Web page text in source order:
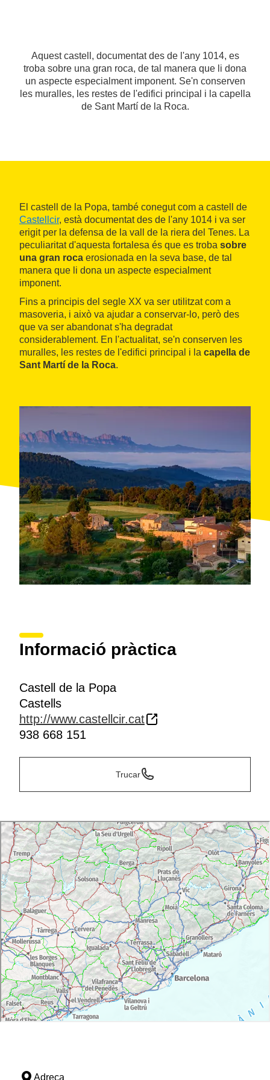
Aquest castell, documentat des de l'any 1014, es
troba sobre una gran roca, de tal manera que li dona
un aspecte especialment imponent. Se'n conserven
les muralles, les restes de l'edifici principal i la capella
de Sant Martí de la Roca.
El castell de la Popa, també conegut com a castell de
Castellcir, està documentat des de l'any 1014 i va ser
erigit per la defensa de la vall de la riera del Tenes. La
peculiaritat d'aquesta fortalesa és que es troba sobre
una gran roca erosionada en la seva base, de tal
manera que li dona un aspecte especialment
imponent.
Fins a principis del segle XX va ser utilitzat com a
masoveria, i això va ajudar a conservar-lo, però des
que va ser abandonat s'ha degradat
considerablement. En l'actualitat, se'n conserven les
muralles, les restes de l'edifici principal i la capella de
Sant Martí de la Roca.
Informació pràctica
Castell de la Popa
Castells
http://www.castellcir.cat
938 668 151
Trucar
Adreça